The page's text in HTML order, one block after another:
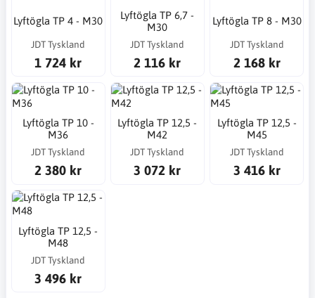
Lyftögla TP 4 - M30
JDT Tyskland
1 724 kr
Lyftögla TP 6,7 -
M30
JDT Tyskland
2 116 kr
Lyftögla TP 8 - M30
JDT Tyskland
2 168 kr
Lyftögla TP 10 -
M36
JDT Tyskland
2 380 kr
Lyftögla TP 12,5 -
M42
JDT Tyskland
3 072 kr
Lyftögla TP 12,5 -
M45
JDT Tyskland
3 416 kr
Lyftögla TP 12,5 -
M48
JDT Tyskland
3 496 kr